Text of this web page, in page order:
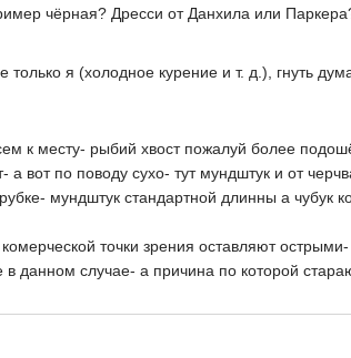
чёрная? Дресси от Данхила или
я (холодное курение и т. д.), гнуть
к месту- рыбий хвост пожалуй более
вот по поводу сухо- тут мундштук и от
мундштук стандартной длинны а чубук
точки зрения оставляют
случае- а причина по которой